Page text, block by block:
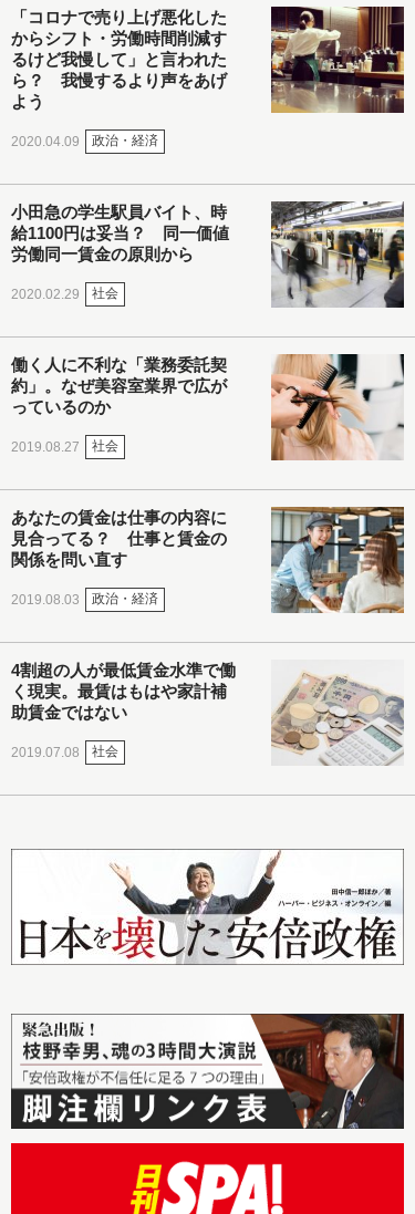
「コロナで売り上げ悪化した
からシフト・労働時間削減す
るけど我慢して」と言われた
ら？ 我慢するより声をあげ
よう
2020.04.09 政治・経済
小田急の学生駅員バイト、時
給1100円は妥当？ 同一価値
労働同一賃金の原則から
2020.02.29 社会
働く人に不利な「業務委託契
約」。なぜ美容室業界で広が
っているのか
2019.08.27 社会
あなたの賃金は仕事の内容に
見合ってる？ 仕事と賃金の
関係を問い直す
2019.08.03 政治・経済
4割超の人が最低賃金水準で働
く現実。最賃はもはや家計補
助賃金ではない
2019.07.08 社会